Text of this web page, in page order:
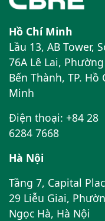
Hồ Chí Minh
Lầu 13, AB Tower,
76A Lê Lai, Phường
Bến Thành, TP. Hồ
Minh
Điện thoại: +84 28
6284 7668
Hà Nội
Tầng 7, Capital
29 Liễu Giai,
Ngọc Hà, Hà Nội